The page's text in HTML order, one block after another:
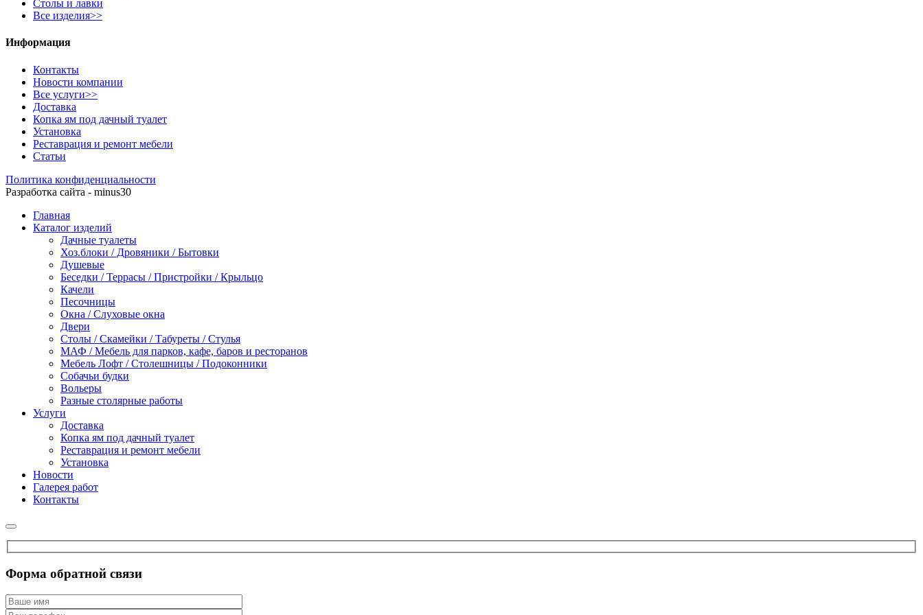
Столы и лавки
Все изделия>>
Информация
Контакты
Новости компании
Все услуги>>
Доставка
Копка ям под дачный туалет
Установка
Реставрация и ремонт мебели
Статьи
Политика конфиденциальности
Разработка сайта - minus30
Главная
Каталог изделий
Дачные туалеты
Хоз.блоки / Дровяники / Бытовки
Душевые
Беседки / Террасы / Пристройки / Крыльцо
Качели
Песочницы
Окна / Слуховые окна
Двери
Столы / Скамейки / Табуреты / Стулья
МАФ / Мебель для парков, кафе, баров и ресторанов
Мебель Лофт / Столешницы / Подоконники
Собачьи будки
Вольеры
Разные столярные работы
Услуги
Доставка
Копка ям под дачный туалет
Реставрация и ремонт мебели
Установка
Новости
Галерея работ
Контакты
Форма обратной связи